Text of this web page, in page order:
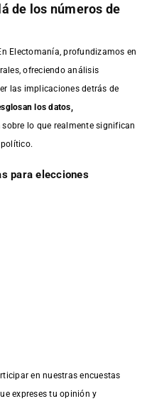
de los números de
Electomanía, profundizamos en
ofreciendo análisis
las implicaciones detrás de
los datos,
sobre lo que realmente significan
para elecciones
en nuestras encuestas
expreses tu opinión y